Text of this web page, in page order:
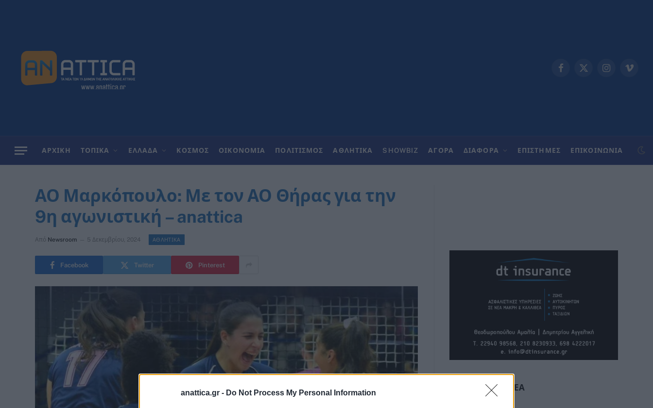
anattica.gr - Do Not Process My Personal Information
Facebook
X
InstagramVimeo
ΑΡΧΙΚΗ ΤΟΠΙΚΑ ΕΛΛΑΔΑ ΚΟΣΜΟΣ ΟΙΚΟΝΟΜΙΑ ΠΟΛΙΤΙΣΜΟΣ ΑΘΛΗΤΙΚΑ SHOWBIZ ΑΓΟΡΑ ΔΙΑΦΟΡΑ ΕΠΙΣΤΗΜΕΣ ΕΠΙΚΟΙΝΩΝΊΑ
ΑΟ Μαρκόπουλο: Με τον ΑΟ Θήρας για την
9η αγωνιστική – anattica
Από Newsroom 5 Δεκεμβρίου, 2024 ΑΘΛΗΤΙΚΑ
Facebook Twitter Pinterest
ΤΕΛΕΥΤΑΊΑ ΝΈΑ